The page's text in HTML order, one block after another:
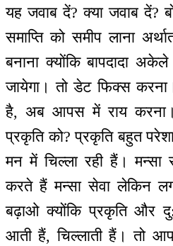
यह जवाब दें? क्या जवाब दें?
समाप्ति को समीप लाना
बनाना क्योंकि बापदादा
जायेगा। तो डेट फिक्स
है, अब आपस में राय करना।
प्रकृति को? प्रकृति बहुत
मन में चिल्ला रही हैं। मन्सा
करते हैं मन्सा सेवा लेकिन
बढ़ाओ क्योंकि प्रकृति और
आती हैं, चिल्लाती हैं। तो